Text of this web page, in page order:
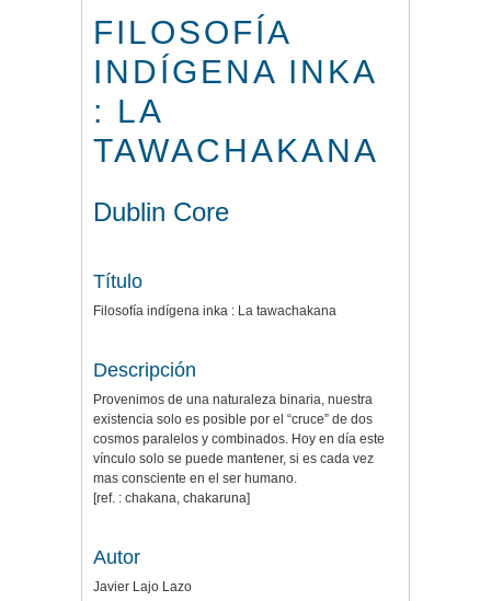
FILOSOFÍA
INDÍGENA INKA
: LA
TAWACHAKANA
Dublin Core
Título
Filosofía indígena inka : La tawachakana
Descripción
Provenimos de una naturaleza binaria, nuestra
existencia solo es posible por el “cruce” de dos
cosmos paralelos y combinados. Hoy en día este
vínculo solo se puede mantener, si es cada vez
mas consciente en el ser humano.
[ref. : chakana, chakaruna]
Autor
Javier Lajo Lazo